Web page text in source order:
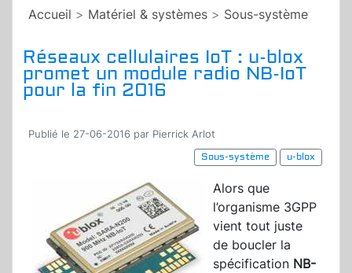
Accueil > Matériel & systèmes > Sous-système
Réseaux cellulaires IoT : u-blox
promet un module radio NB-IoT
pour la fin 2016
Publié le 27-06-2016 par Pierrick Arlot
Sous-système
u-blox
Alors que
l’organisme 3GPP
vient tout juste
de boucler la
spécification NB-